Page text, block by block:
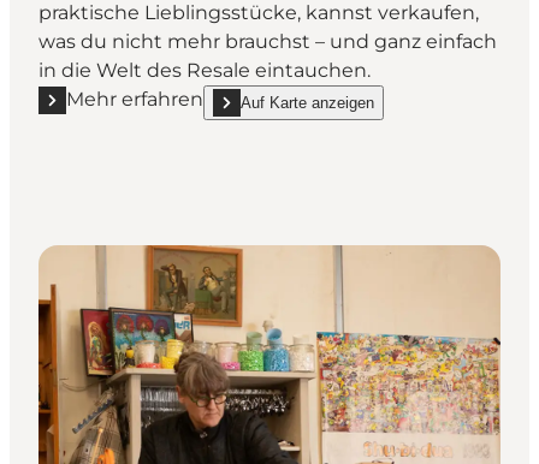
praktische Lieblingsstücke, kannst verkaufen,
was du nicht mehr brauchst – und ganz einfach
in die Welt des Resale eintauchen.
Mehr erfahren
Mehr erfahren "Reshoppit Odense"
Auf Karte anzeigen
show Reshoppit Odense on_map